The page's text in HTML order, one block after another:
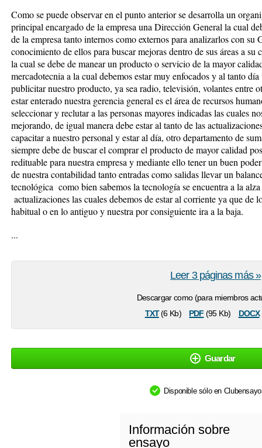
Como se puede observar en el punto anterior se desarrolla un
principal encargado de la empresa una Dirección General la cual
de la empresa tanto internos como externos para analizarlos con su
conocimiento de ellos para buscar mejoras dentro de sus áreas a
la cual se debe de manear un producto o servicio de la mayor
mercadotecnia a la cual debemos estar muy enfocados y al tanto
publicitar nuestro producto, ya sea radio, televisión, volantes entre
estar enterado nuestra gerencia general es el área de recursos
seleccionar y reclutar a las personas mayores indicadas las cuales
mejorando, de igual manera debe estar al tanto de las
capacitar a nuestro personal y estar al día, otro departamento de
siempre debe de buscar el comprar el producto de mayor calidad
redituable para nuestra empresa y mediante ello tener un buen
de nuestra contabilidad tanto entradas como salidas llevar un
tecnológica como bien sabemos la tecnología se encuentra a la
actualizaciones las cuales debemos de estar al corriente ya que de
habitual o en lo antiguo y nuestra por consiguiente ira a la baja.
...
Descargar como (para miembros
txt(6 Kb) pdf (95 Kb) docx
Leer 3 páginas más »
Guardar
Disponible sólo en
Información sobre
ensayo